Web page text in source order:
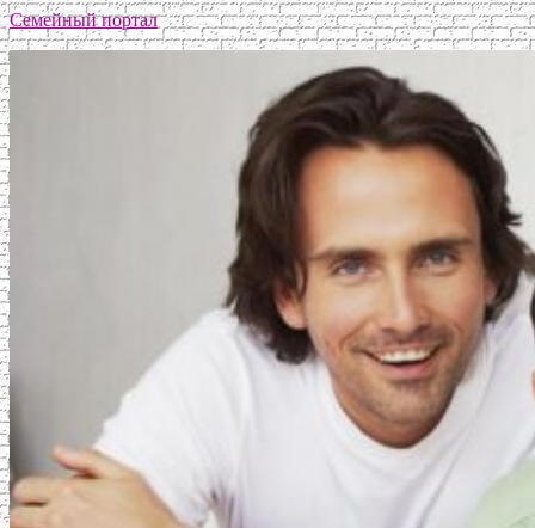
Семейный портал